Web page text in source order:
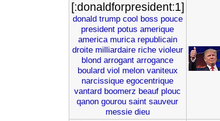
[:donaldforpresident:1]
donald trump cool boss pouce
president potus amerique
america murica republicain
droite milliardaire riche violeur
blond arrogant arrogance
boulard viol melon vaniteux
narcissique egocentrique
vantard boomerz beauf plouc
qanon gourou saint sauveur
messie dieu